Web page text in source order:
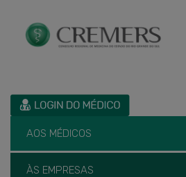
AOS MÉDICOS
ÀS EMPRESAS